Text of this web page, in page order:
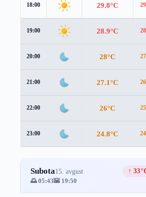
18:00 29.8°C
19:00 28.9°C
20:00 28°C
21:00 27.1°C
22:00 26°C
23:00 24.8°C
Subota15. avgust ↑
🌅 05:43🌇 19:50